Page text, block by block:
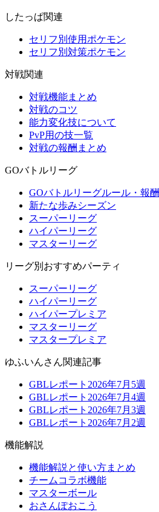
したっぱ関連
セリフ別使用ポケモン
セリフ別対策ポケモン
対戦関連
対戦機能まとめ
対戦のコツ
能力変化技について
PvP用の技一覧
対戦の報酬まとめ
GOバトルリーグ
GOバトルリーグルール・報酬
新たな歩みシーズン
スーパーリーグ
ハイパーリーグ
マスターリーグ
リーグ別おすすめパーティ
スーパーリーグ
ハイパーリーグ
ハイパープレミア
マスターリーグ
マスタープレミア
ゆふいんさん関連記事
GBLレポート2026年7月5週
GBLレポート2026年7月4週
GBLレポート2026年7月3週
GBLレポート2026年7月2週
機能解説
機能解説と使い方まとめ
チームコラボ機能
マスターボール
おさんぽおこう